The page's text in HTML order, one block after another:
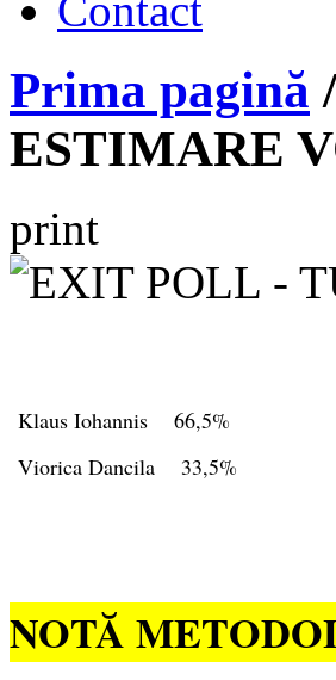
Contact
Prima pagină
ESTIMARE
print
Klaus Iohannis 66,5%
Viorica Dancila 33,5%
NOTĂ